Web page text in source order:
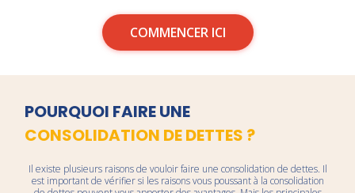
COMMENCER ICI
POURQUOI FAIRE UNE
CONSOLIDATION DE DETTES ?
Il existe plusieurs raisons de vouloir faire une consolidation de dettes. Il
est important de vérifier si les raisons vous poussant à la consolidation